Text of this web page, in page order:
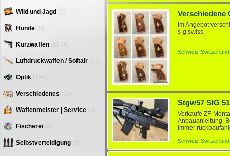
Im Angebot
s-g.swiss
Schweiz-
Stgw57 SIG
Verkaufe ZF-
Anbauanleitung.
Immer
Schweiz-
Wild und Jagd (5)
Hunde (0)
Kurzwaffen (1174)
Luftdruckwaffen / Softair
Optik
Verschiedenes
Waffenmeister | Service
Fischerei
Selbstverteidigung